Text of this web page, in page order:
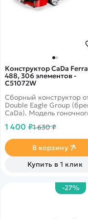
Конструктор CaDa
488, 306 элементов -
C51072W
Сборный конструктор
Double Eagle Group
CaDa). Модель
306 деталей,
радиоуправлении, с
ДУ в комплекте.
машинки - 3,8 км/ч.
осуществляется от
1 400 ₽1 630 ₽
В корзину
Купить в 1 клик
-27%